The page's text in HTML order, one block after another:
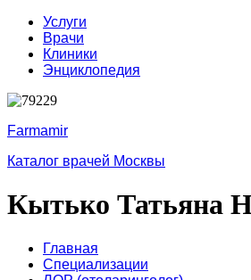
Услуги
Врачи
Клиники
Энциклопедия
Farmamir
Каталог врачей Москвы
Кытько Татьяна
Главная
Специализации